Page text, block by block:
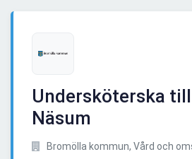
Undersköterska
Näsum
Bromölla kommun, Vård och